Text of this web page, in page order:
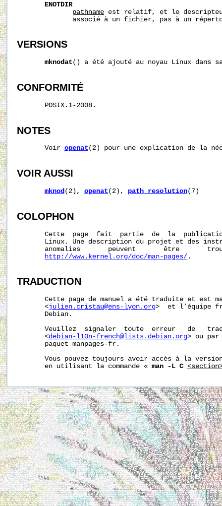
ENOTDIR
pathname est relatif, et le
associé à un fichier, pas à un
VERSIONS
mknodat () a été ajouté au noyau Linux dans
CONFORMITÉ
       POSIX.1-2008.
NOTES
       Voir
openat (2) pour une explication de la
VOIR AUSSI
mknod (2), openat (2), path_resolution(7)
COLOPHON
Cette  page  fait  partie  de  la
Linux. Une description du projet et des
anomalies       peuvent       être
http://www.kernel.org/doc/man-pages/ .
TRADUCTION
Cette page de manuel a été traduite et est
       <
julien.cristau@ens-lyon.org>  et l’équipe
       Debian.
Veuillez  signaler  toute  erreur   de
       <
debian-l10n-french@lists.debian.org> ou par
       paquet manpages-fr.
Vous pouvez toujours avoir accès à la
       en utilisant la commande «
man -L C